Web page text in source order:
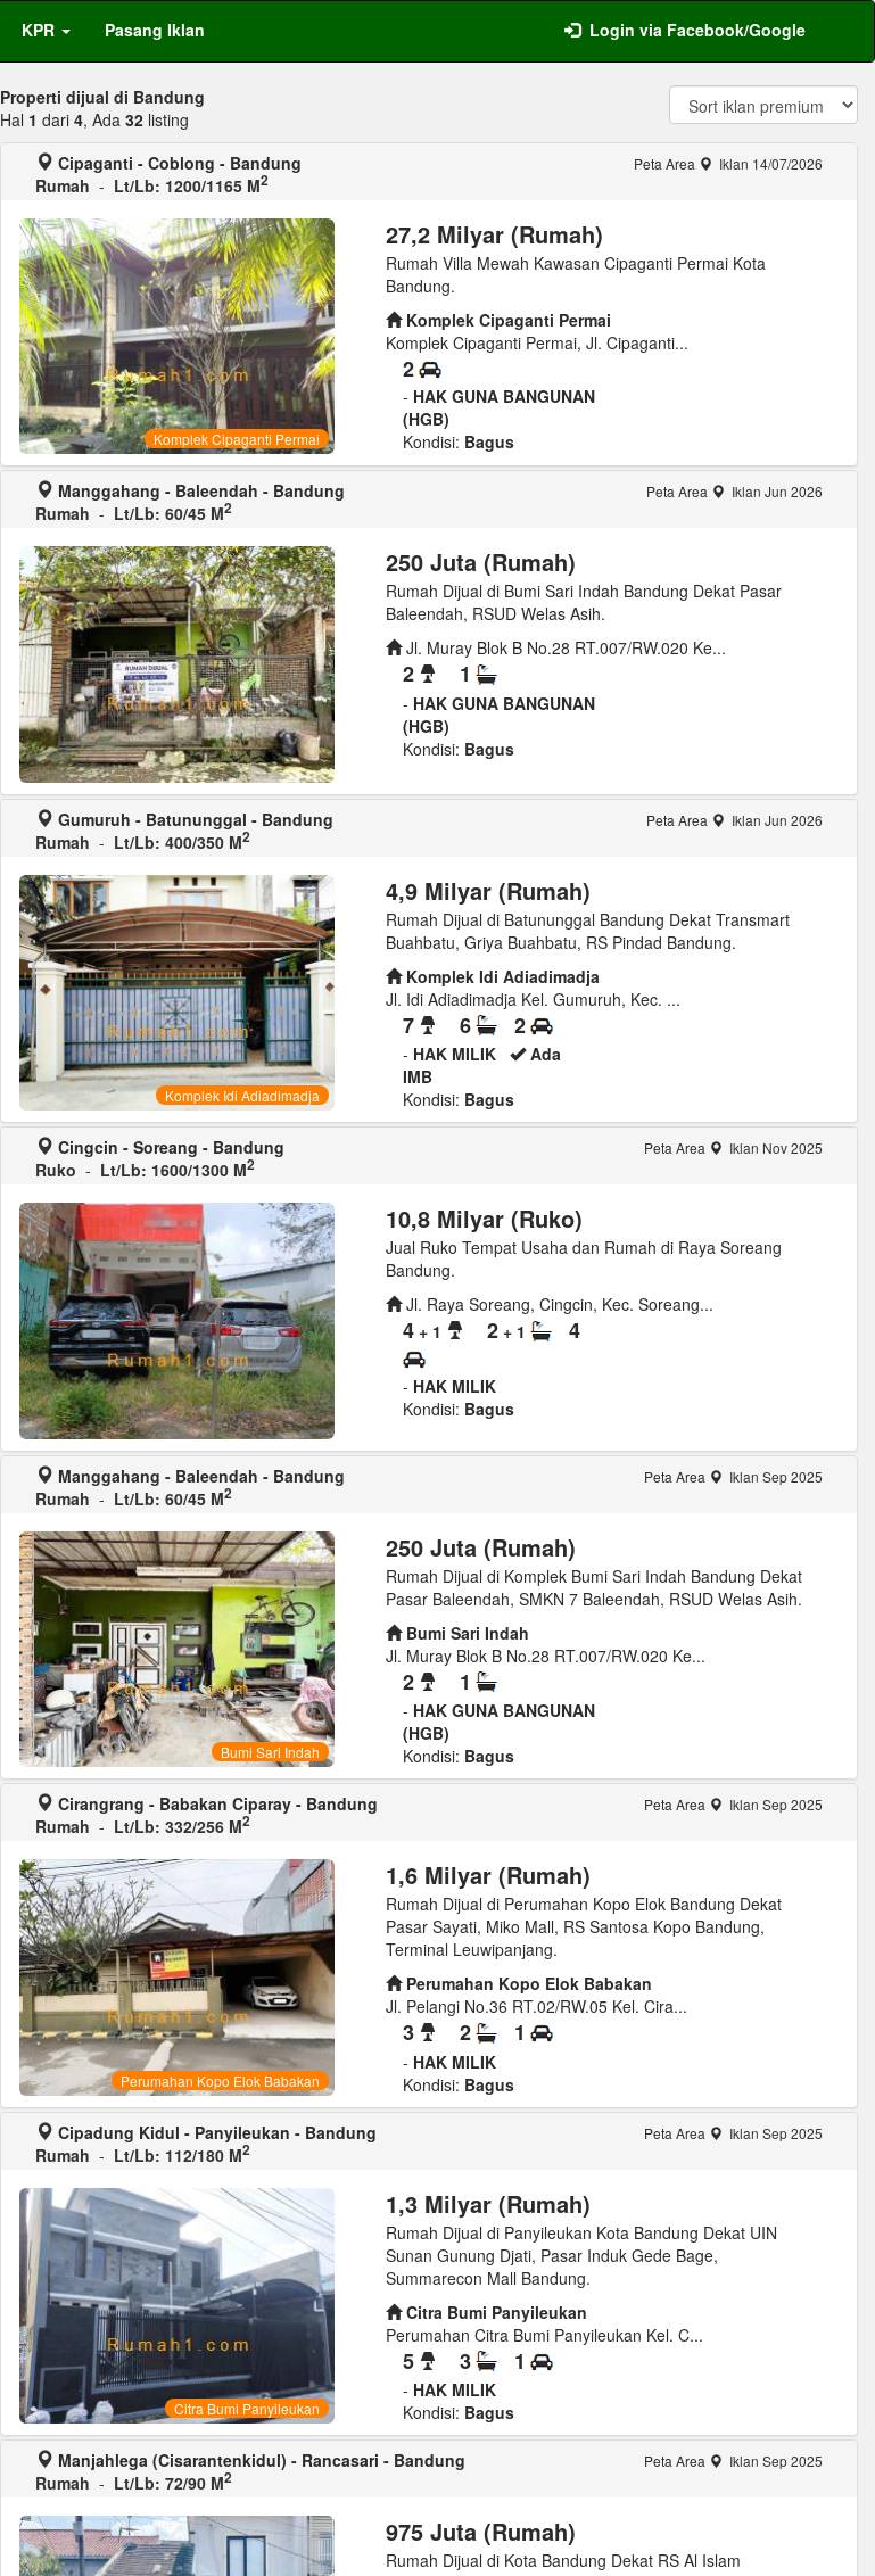
KPR Pasang Iklan Login via Facebook/Google
Properti dijual di Bandung
Hal 1 dari 4, Ada 32 listing
Cipaganti - Coblong - Bandung
Rumah - Lt/Lb: 1200/1165 M2
Peta Area Iklan 14/07/2026
Komplek Cipaganti Permai
27,2 Milyar (Rumah)
Rumah Villa Mewah Kawasan Cipaganti Permai Kota
Bandung.
Komplek Cipaganti Permai
Komplek Cipaganti Permai, Jl. Cipaganti...
2
- HAK GUNA BANGUNAN
(HGB)
Kondisi: Bagus
Manggahang - Baleendah - Bandung
Rumah - Lt/Lb: 60/45 M2
Peta Area Iklan Jun 2026
250 Juta (Rumah)
Rumah Dijual di Bumi Sari Indah Bandung Dekat Pasar
Baleendah, RSUD Welas Asih.
Jl. Muray Blok B No.28 RT.007/RW.020 Ke...
2 1
- HAK GUNA BANGUNAN
(HGB)
Kondisi: Bagus
Gumuruh - Batununggal - Bandung
Rumah - Lt/Lb: 400/350 M2
Peta Area Iklan Jun 2026
Komplek Idi Adiadimadja
4,9 Milyar (Rumah)
Rumah Dijual di Batununggal Bandung Dekat Transmart
Buahbatu, Griya Buahbatu, RS Pindad Bandung.
Komplek Idi Adiadimadja
Jl. Idi Adiadimadja Kel. Gumuruh, Kec. ...
7 6 2
- HAK MILIK
Ada
IMB
Kondisi: Bagus
Cingcin - Soreang - Bandung
Ruko - Lt/Lb: 1600/1300 M2
Peta Area Iklan Nov 2025
10,8 Milyar (Ruko)
Jual Ruko Tempat Usaha dan Rumah di Raya Soreang
Bandung.
Jl. Raya Soreang, Cingcin, Kec. Soreang...
4 + 1 2 + 1 4
- HAK MILIK
Kondisi: Bagus
Manggahang - Baleendah - Bandung
Rumah - Lt/Lb: 60/45 M2
Peta Area Iklan Sep 2025
Bumi Sari Indah
250 Juta (Rumah)
Rumah Dijual di Komplek Bumi Sari Indah Bandung Dekat
Pasar Baleendah, SMKN 7 Baleendah, RSUD Welas Asih.
Bumi Sari Indah
Jl. Muray Blok B No.28 RT.007/RW.020 Ke...
2 1
- HAK GUNA BANGUNAN
(HGB)
Kondisi: Bagus
Cirangrang - Babakan Ciparay - Bandung
Rumah - Lt/Lb: 332/256 M2
Peta Area Iklan Sep 2025
Perumahan Kopo Elok Babakan
1,6 Milyar (Rumah)
Rumah Dijual di Perumahan Kopo Elok Bandung Dekat
Pasar Sayati, Miko Mall, RS Santosa Kopo Bandung,
Terminal Leuwipanjang.
Perumahan Kopo Elok Babakan
Jl. Pelangi No.36 RT.02/RW.05 Kel. Cira...
3 2 1
- HAK MILIK
Kondisi: Bagus
Cipadung Kidul - Panyileukan - Bandung
Rumah - Lt/Lb: 112/180 M2
Peta Area Iklan Sep 2025
Citra Bumi Panyileukan
1,3 Milyar (Rumah)
Rumah Dijual di Panyileukan Kota Bandung Dekat UIN
Sunan Gunung Djati, Pasar Induk Gede Bage,
Summarecon Mall Bandung.
Citra Bumi Panyileukan
Perumahan Citra Bumi Panyileukan Kel. C...
5 3 1
- HAK MILIK
Kondisi: Bagus
Manjahlega (Cisarantenkidul) - Rancasari - Bandung
Rumah - Lt/Lb: 72/90 M2
Peta Area Iklan Sep 2025
975 Juta (Rumah)
Rumah Dijual di Kota Bandung Dekat RS Al Islam